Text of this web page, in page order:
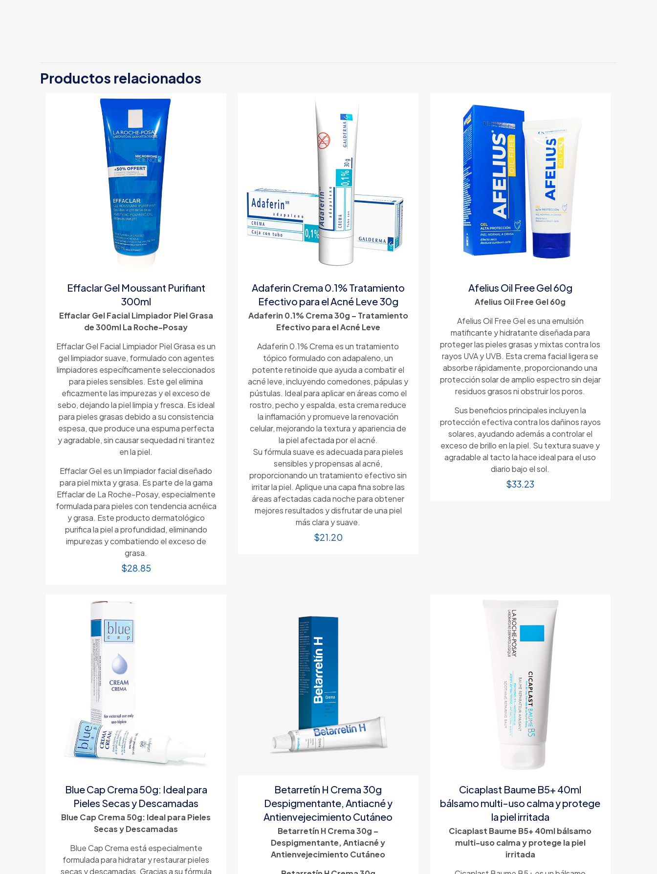
Productos relacionados
Effaclar Gel Moussant Purifiant
300ml
Effaclar Gel Facial Limpiador Piel Grasa
de 300ml La Roche-Posay
Effaclar Gel Facial Limpiador Piel Grasa es un
gel limpiador suave, formulado con agentes
limpiadores específicamente seleccionados
para pieles sensibles. Este gel elimina
eficazmente las impurezas y el exceso de
sebo, dejando la piel limpia y fresca. Es ideal
para pieles grasas debido a su consistencia
espesa, que produce una espuma perfecta
y agradable, sin causar sequedad ni tirantez
en la piel.
Effaclar Gel es un limpiador facial diseñado
para piel mixta y grasa. Es parte de la gama
Effaclar de La Roche-Posay, especialmente
formulada para pieles con tendencia acnéica
y grasa. Este producto dermatológico
purifica la piel a profundidad, eliminando
impurezas y combatiendo el exceso de
grasa.
$28.85
Adaferin Crema 0.1% Tratamiento
Efectivo para el Acné Leve 30g
Adaferin 0.1% Crema 30g – Tratamiento
Efectivo para el Acné Leve
Adaferin 0.1% Crema es un tratamiento
tópico formulado con adapaleno, un
potente retinoide que ayuda a combatir el
acné leve, incluyendo comedones, pápulas y
pústulas. Ideal para aplicar en áreas como el
rostro, pecho y espalda, esta crema reduce
la inflamación y promueve la renovación
celular, mejorando la textura y apariencia de
la piel afectada por el acné.
Su fórmula suave es adecuada para pieles
sensibles y propensas al acné,
proporcionando un tratamiento efectivo sin
irritar la piel. Aplique una capa fina sobre las
áreas afectadas cada noche para obtener
mejores resultados y disfrutar de una piel
más clara y suave.
$21.20
Afelius Oil Free Gel 60g
Afelius Oil Free Gel 60g
Afelius Oil Free Gel es una emulsión
matificante y hidratante diseñada para
proteger las pieles grasas y mixtas contra los
rayos UVA y UVB. Esta crema facial ligera se
absorbe rápidamente, proporcionando una
protección solar de amplio espectro sin dejar
residuos grasos ni obstruir los poros.
Sus beneficios principales incluyen la
protección efectiva contra los dañinos rayos
solares, ayudando además a controlar el
exceso de brillo en la piel. Su textura suave y
agradable al tacto la hace ideal para el uso
diario bajo el sol.
$33.23
Blue Cap Crema 50g: Ideal para
Pieles Secas y Descamadas
Blue Cap Crema 50g: Ideal para Pieles
Secas y Descamadas
Blue Cap Crema está especialmente
formulada para hidratar y restaurar pieles
secas y descamadas. Gracias a su fórmula
Betarretín H Crema 30g
Despigmentante, Antiacné y
Antienvejecimiento Cutáneo
Betarretín H Crema 30g –
Despigmentante, Antiacné y
Antienvejecimiento Cutáneo
Cicaplast Baume B5+ 40ml
bálsamo multi-uso calma y protege
la piel irritada
Cicaplast Baume B5+ 40ml bálsamo
multi-uso calma y protege la piel
irritada